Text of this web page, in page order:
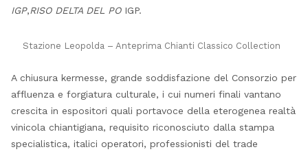
IGP,RISO DELTA DEL POIGP.
Stazione Leopolda – Anteprima Chianti Classico Collection
A chiusura kermesse, grande soddisfazione del Consorzio per
affluenza e forgiatura culturale, i cui numeri finali vantano
crescita in espositori quali portavoce della eterogenea realtà
vinicola chiantigiana, requisito riconosciuto dalla stampa
specialistica, italici operatori, professionisti del trade